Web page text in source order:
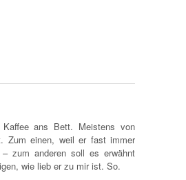
ans Bett. Meistens von
Zum einen, weil er fast immer
zum anderen soll es erwähnt
wie lieb er zu mir ist. So.